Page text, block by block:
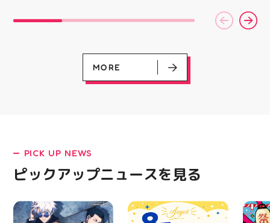
LATEST!
した ⁡
をカジュアルに走りたい
方や仕事履き、夏のお出
かけで長距離歩く方向け
ニングシューズの最新作
になります！ ・ 気にな
る方は是非、店頭に足を
ーポン配信中です★ ⁡ コ
ース終了した方、初回体
りのクーポンになります
ので、是非お試し下さい
⁡ ご予約、ご来店お待ち
しております️ #ホワイト
屋台村
━━━━
(ﾐﾘｼｬ
077)
MORE
PICK UP NEWS
ピックアップニュースを見る